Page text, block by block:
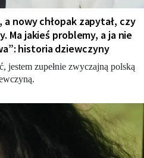
nowy chłopak zapytał, czy
Ma jakieś problemy, a ja nie
historia dziewczyny
jestem zupełnie zwyczajną polską